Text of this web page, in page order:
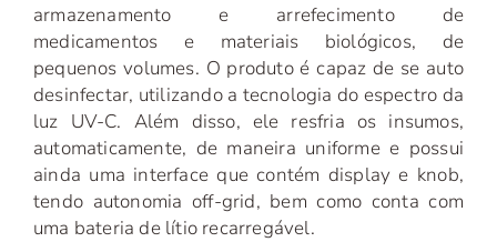
armazenamento e arrefecimento de
medicamentos e materiais biológicos, de
pequenos volumes. O produto é capaz de se auto
desinfectar, utilizando a tecnologia do espectro da
luz UV-C. Além disso, ele resfria os insumos,
automaticamente, de maneira uniforme e possui
ainda uma interface que contém display e knob,
tendo autonomia off-grid, bem como conta com
uma bateria de lítio recarregável.